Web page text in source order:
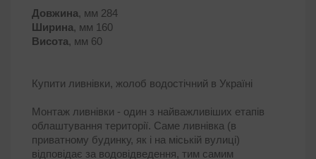
Довжина, мм 284
Ширина, мм 160
Висота, мм 60
Купити ливнівки, жолоб водостічний в Україні
Монтаж ливнівки - один з найважливіших етапів
облаштування території. Саме ливнівка (в
приватному будинку, як і на міській вулиці)
відповідає за водовідведення, тим самим